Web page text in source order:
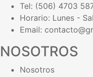
Tel: (506) 4703
Horario: Lunes -
Email:
NOSOTROS
Nosotros